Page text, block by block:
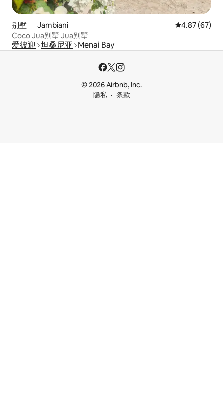
别墅 ｜ Jambiani 平均评分
4.87 (67)
Coco Jua别墅 Jua别墅
爱彼迎 坦桑尼亚 Menai Bay
© 2026 Airbnb, Inc.
隐私
条款